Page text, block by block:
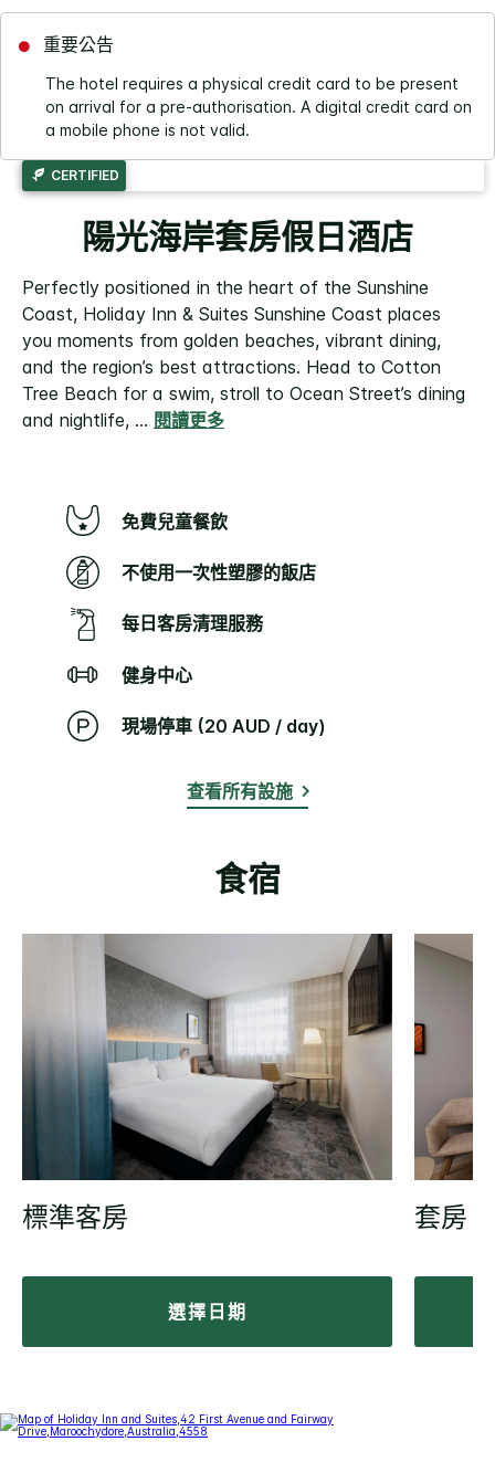
重要公告
The hotel requires a physical credit card to be present
on arrival for a pre-authorisation. A digital credit card on
a mobile phone is not valid.
CERTIFIED
陽光海岸套房假日酒店
Perfectly positioned in the heart of the Sunshine
Coast, Holiday Inn & Suites Sunshine Coast places
you moments from golden beaches, vibrant dining,
and the region’s best attractions. Head to Cotton
Tree Beach for a swim, stroll to Ocean Street’s dining
and nightlife, ... 閱讀更多
免費兒童餐飲
不使用一次性塑膠的飯店
每日客房清理服務
健身中心
現場停車 (20 AUD / day)
查看所有設施
食宿
標準客房
選擇日期
套房